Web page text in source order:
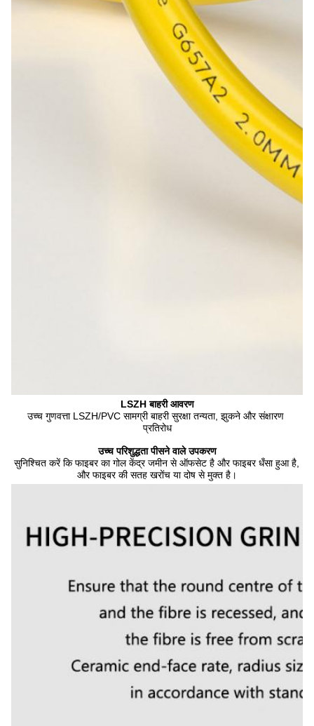
LSZH बाहरी आवरण
उच्च गुणवत्ता LSZH/PVC सामग्री बाहरी सुरक्षा तन्यता, झुकने और संक्षारण
प्रतिरोध
उच्च परिशुद्धता पीसने वाले उपकरण
सुनिश्चित करें कि फाइबर का गोल केंद्र जमीन से ऑफसेट है और फाइबर धँसा हुआ है,
और फाइबर की सतह खरोंच या दोष से मुक्त है।